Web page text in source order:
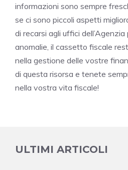
informazioni sono sempre
se ci sono piccoli aspetti
di recarsi agli uffici
anomalie, il cassetto fiscale
nella gestione delle vostre
di questa risorsa e tenete
nella vostra vita fiscale!
ULTIMI ARTICOLI